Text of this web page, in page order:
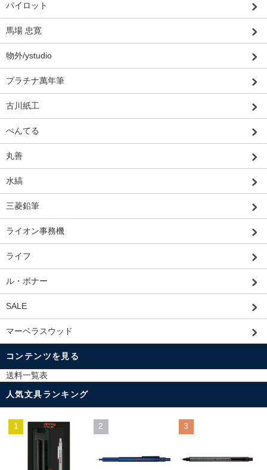
パイロット
馬場 忠寛
物外/ystudio
プラチナ萬年筆
古川紙工
ぺんてる
丸善
水縞
三菱鉛筆
ライオン事務機
ライフ
ル・ボナー
SALE
マーベラスウッド
コンテンツを見る
送料一覧表
人気文具ランキング
1 2 3